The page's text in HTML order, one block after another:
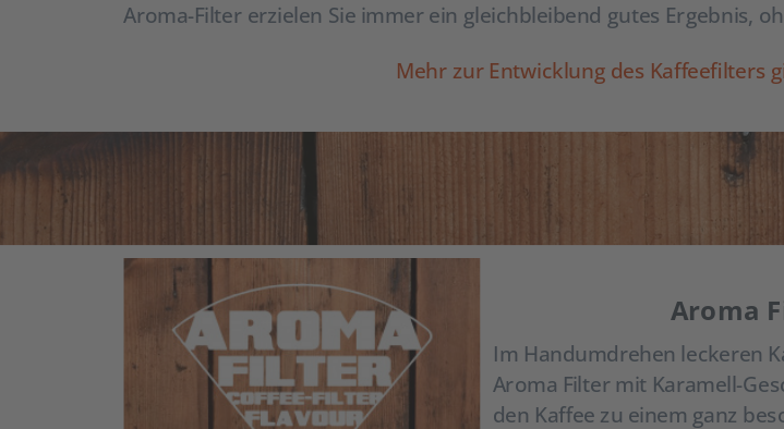
Aroma-Filter erzielen Sie immer ein gleichbleibend gutes Ergebnis,
Mehr zur Entwicklung des Kaffeefilters
Aroma
Im Handumdrehen leckeren
Aroma Filter mit Karamell-
den Kaffee zu einem ganz